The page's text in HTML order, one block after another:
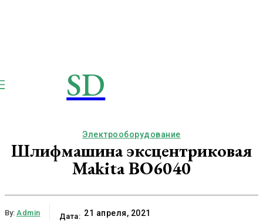
SD
Электрооборудование
Шлифмашина эксцентриковая
Makita BO6040
By: Admin Дата: 21 апреля, 2021